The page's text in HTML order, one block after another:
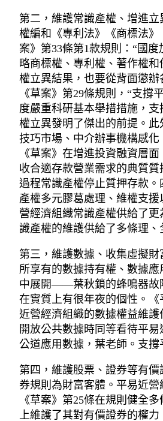
第二，維護常識產權、增進
權編和《專利法》《商標法
案》第33條第1款規則：“國
略商標權、專利權、著作權
權立異結果，也要從背面懲
《草案》第29條規則，“支
度嚴重科研基本舉措措施，
權立異發明了傑出的前提。
技巧市場、中介辦事機構感
《草案》在增進投資融資層
收合適存款營業需求的典質
過程常識產權停止質押存款
產權多元膠葛處理、維權支援
營經濟組織常識產權供給了
識產權的維護供給了多條理、
第三，維護數據、收集虛擬
所享有的數據持有權、數據
中展開——葉秋鎖的蜂鳴器故
在實質上有很年夜的個性。
近營經濟組織的數據權益維
開放公共數據時同等看待平
公道應用數據，葉老師。支
第四，維護股票、證券等有
券規則為財富客體。平易近
《草案》第25條在規則健全
上維護了其對有價證券的權力